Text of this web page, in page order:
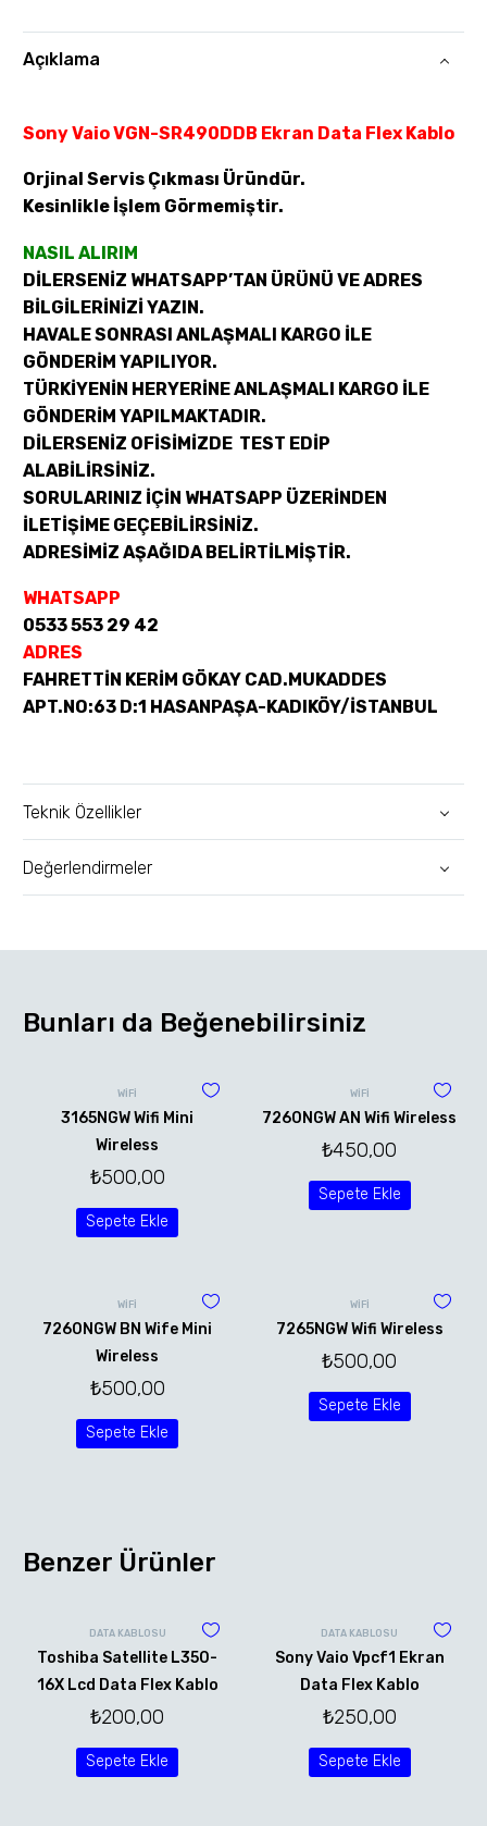
Açıklama
Sony Vaio VGN-SR490DDB Ekran Data Flex Kablo
Orjinal Servis Çıkması Üründür.
Kesinlikle İşlem Görmemiştir.
NASIL ALIRIM
DİLERSENİZ WHATSAPP’TAN ÜRÜNÜ VE ADRES
BİLGİLERİNİZİ YAZIN.
HAVALE SONRASI ANLAŞMALI KARGO İLE
GÖNDERİM YAPILIYOR.
TÜRKİYENİN HERYERİNE ANLAŞMALI KARGO İLE
GÖNDERİM YAPILMAKTADIR.
DİLERSENİZ OFİSİMİZDE TEST EDİP
ALABİLİRSİNİZ.
SORULARINIZ İÇİN WHATSAPP ÜZERİNDEN
İLETİŞİME GEÇEBİLİRSİNİZ.
ADRESİMİZ AŞAĞIDA BELİRTİLMİŞTİR.
WHATSAPP
0533 553 29 42
ADRES
FAHRETTİN KERİM GÖKAY CAD.MUKADDES
APT.NO:63 D:1 HASANPAŞA-KADIKÖY/İSTANBUL
Teknik Özellikler
Değerlendirmeler
Bunları da Beğenebilirsiniz
WİFİ
3165NGW Wifi Mini
Wireless
₺500,00
Sepete Ekle
WİFİ
7260NGW AN Wifi Wireless
₺450,00
Sepete Ekle
WİFİ
7260NGW BN Wife Mini
Wireless
₺500,00
Sepete Ekle
WİFİ
7265NGW Wifi Wireless
₺500,00
Sepete Ekle
Benzer Ürünler
DATA KABLOSU
Toshiba Satellite L350-
16X Lcd Data Flex Kablo
₺200,00
Sepete Ekle
DATA KABLOSU
Sony Vaio Vpcf1 Ekran
Data Flex Kablo
₺250,00
Sepete Ekle